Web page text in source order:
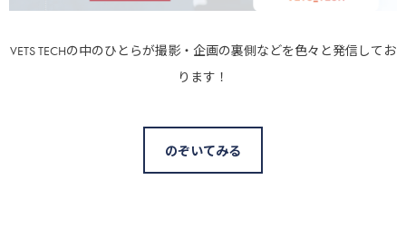
VETS TECHの中のひとらが撮影・企画の裏側などを色々と発信してお
ります！
のぞいてみる